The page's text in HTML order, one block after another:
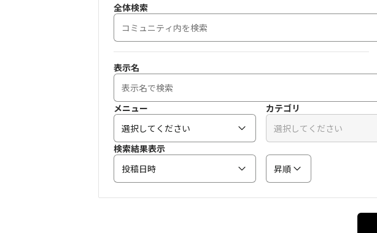
全体検索
表示名
メニュー
カテゴリ
選択してください
選択してください
検索結果表示
投稿日時
昇順